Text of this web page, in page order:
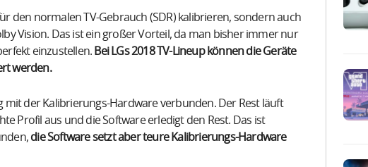
den normalen TV-Gebrauch (SDR) kalibrieren, sondern auch
Vision. Das ist ein großer Vorteil, da man bisher immer nur
einzustellen. Bei LGs 2018 TV-Lineup können die Geräte
werden.
mit der Kalibrierungs-Hardware verbunden. Der Rest läuft
Profil aus und die Software erledigt den Rest. Das ist
die Software setzt aber teure Kalibrierungs-Hardware